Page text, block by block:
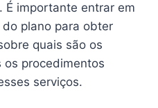
É importante entrar em
plano para obter
quais são os
os procedimentos
serviços.